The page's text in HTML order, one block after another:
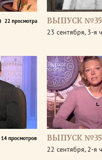
22 просмотра ВЫПУСК
23 сентября, 3-я
14 просмотров ВЫПУСК
22 сентября, 2-я